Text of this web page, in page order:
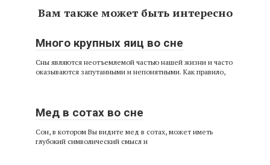
Вам также может быть интересно
Много крупных яиц во сне
Сны являются неотъемлемой частью нашей жизни и часто
оказываются запутанными и непонятными. Как правило,
Мед в сотах во сне
Сон, в котором Вы видите мед в сотах, может иметь
глубокий символический смысл и